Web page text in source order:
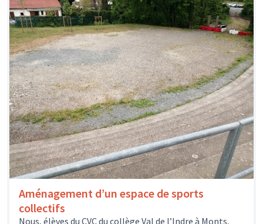
Aménagement d’un espace de sports
collectifs
Nous, élèves du CVC du collège Val de l’Indre à Monts,